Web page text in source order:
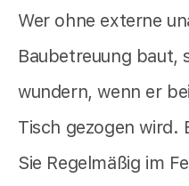
Wer ohne externe
Baubetreuung baut,
wundern, wenn er
Tisch gezogen wird.
Sie Regelmäßig im